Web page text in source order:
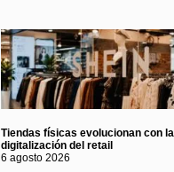
Tiendas físicas evolucionan con la
digitalización del retail
6 agosto 2026